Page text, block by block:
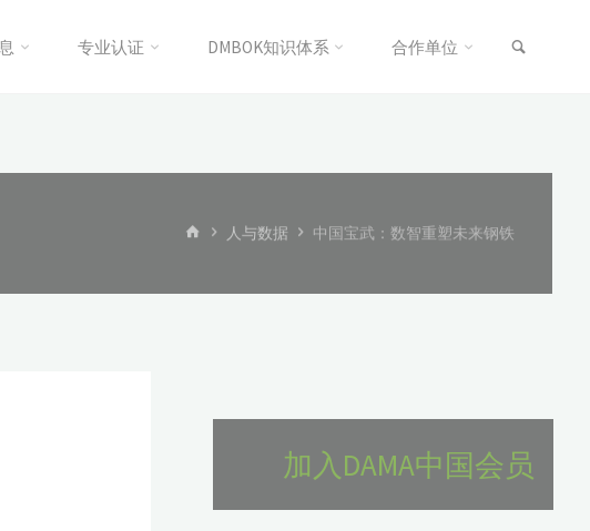
专业认证 DMBOK知识体系 合作单位
首
人与数据 中国宝武：数智重塑未来钢铁
加入DAMA中国会员